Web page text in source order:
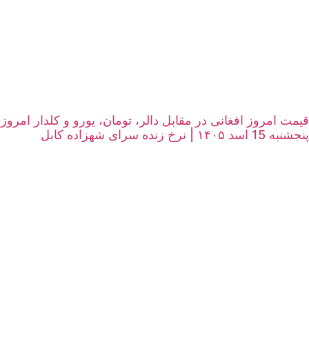
قیمت امروز افغانی در مقابل دالر، تومان، یورو و کلدار امروز
پنجشنبه 15 اسد ۱۴۰۵ | نرخ زنده سرای شهزاده کابل